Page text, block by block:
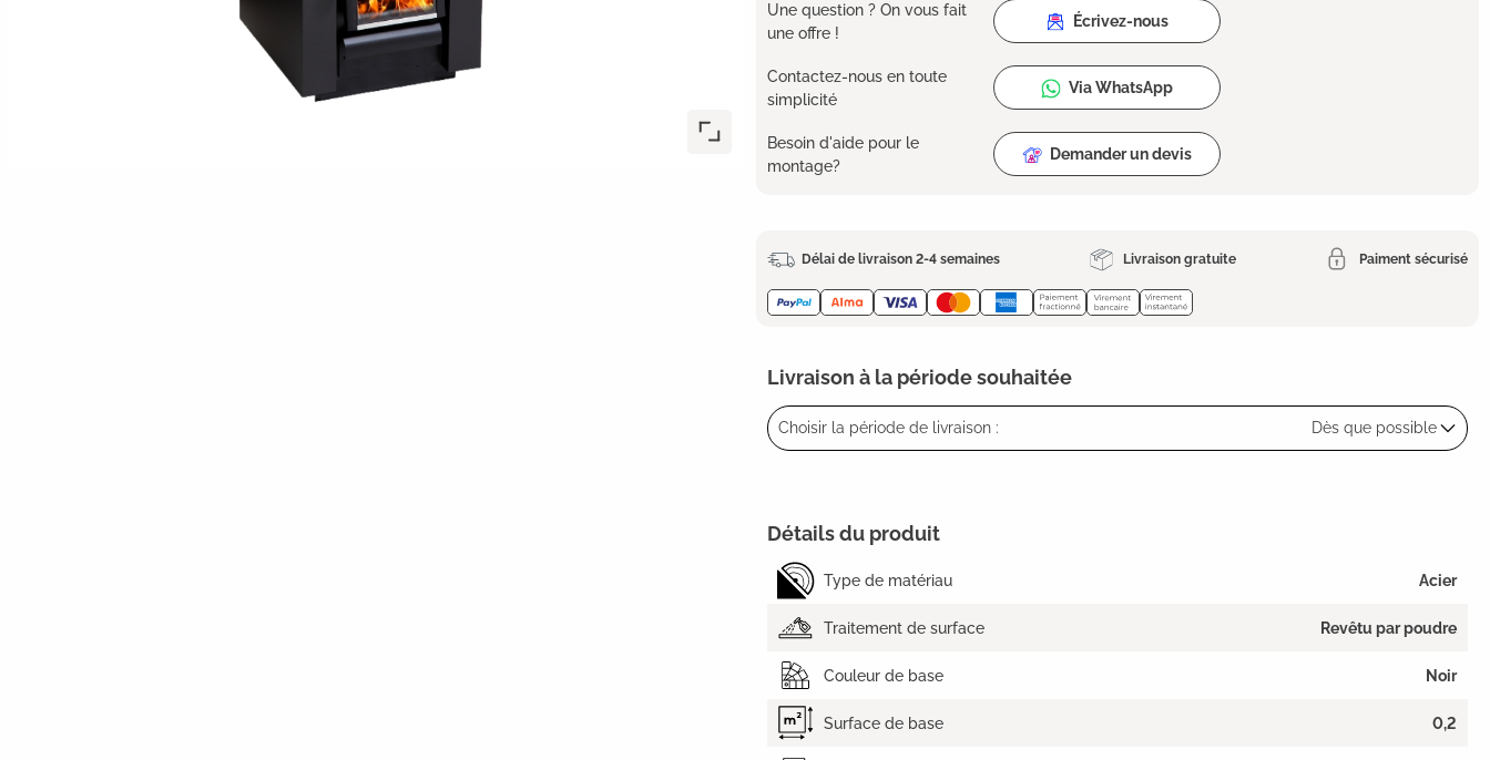
Une question ? On vous fait
une offre !
Écrivez-nous
Contactez-nous en toute
simplicité
Via WhatsApp
Besoin d'aide pour le
montage?
Demander un devis
Délai de livraison 2-4 semaines Livraison gratuite Paiment sécurisé
Livraison à la période souhaitée
Choisir la période de livraison : Dès que possible
Détails du produit
Type de matériau Acier
Traitement de surface Revêtu par poudre
Couleur de base Noir
Surface de base 0,2